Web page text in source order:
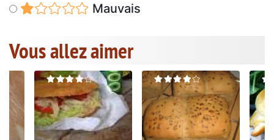
Mauvais
Vous allez aimer